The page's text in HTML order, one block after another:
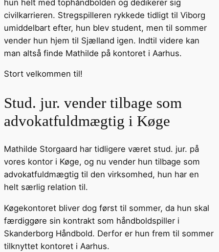
hun helt med tophåndbolden og dedikerer sig
civilkarrieren. Stregspilleren rykkede tidligt til Viborg
umiddelbart efter, hun blev student, men til sommer
vender hun hjem til Sjælland igen. Indtil videre kan
man altså finde Mathilde på kontoret i Aarhus.
Stort velkommen til!
Stud. jur. vender tilbage som
advokatfuldmægtig i Køge
Mathilde Storgaard har tidligere været stud. jur. på
vores kontor i Køge, og nu vender hun tilbage som
advokatfuldmægtig til den virksomhed, hun har en
helt særlig relation til.
Køgekontoret bliver dog først til sommer, da hun skal
færdiggøre sin kontrakt som håndboldspiller i
Skanderborg Håndbold. Derfor er hun frem til sommer
tilknyttet kontoret i Aarhus.